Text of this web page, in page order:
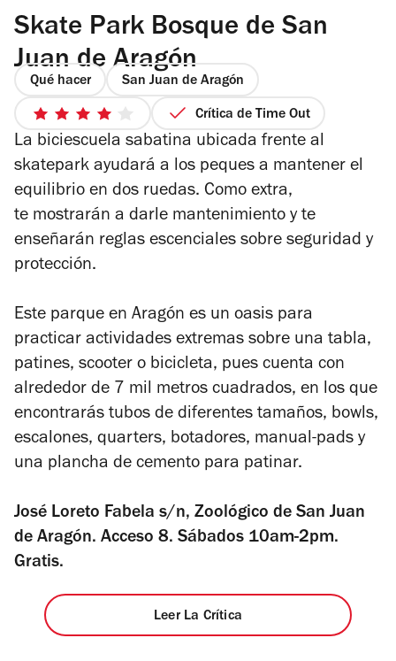
Skate Park Bosque de San
Juan de Aragón
Qué hacer San Juan de Aragón
4
de
5
estrellas
Crítica de Time Out
La biciescuela sabatina ubicada frente al
skatepark ayudará a los peques a mantener el
equilibrio en dos ruedas. Como extra,
te mostrarán a darle mantenimiento y te
enseñarán reglas escenciales sobre seguridad y
protección.
Este parque en Aragón es un oasis para
practicar actividades extremas sobre una tabla,
patines, scooter o bicicleta, pues cuenta con
alrededor de 7 mil metros cuadrados, en los que
encontrarás tubos de diferentes tamaños, bowls,
escalones, quarters, botadores, manual-pads y
una plancha de cemento para patinar.
José Loreto Fabela s/n, Zoológico de San Juan
de Aragón. Acceso 8. Sábados 10am-2pm.
Gratis.
Leer La Crítica